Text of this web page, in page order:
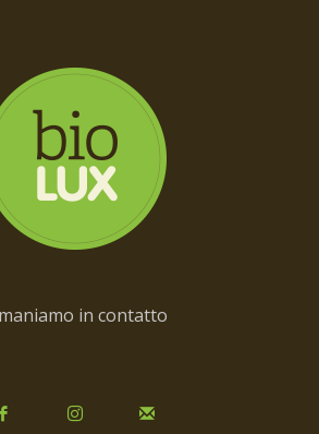
in contatto